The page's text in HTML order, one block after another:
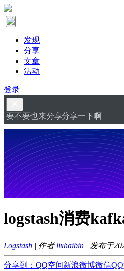
发现
分享
文章
活动
登录
要不要也来分享分享一下啊
logstash消费
Logstash | 作者liuhaibin | 发布于
分享到： QQ空间新浪微博微信